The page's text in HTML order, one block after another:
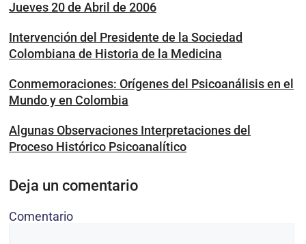
Jueves 20 de Abril de 2006
Intervención del Presidente de la Sociedad
Colombiana de Historia de la Medicina
Conmemoraciones: Orígenes del Psicoanálisis en el
Mundo y en Colombia
Algunas Observaciones Interpretaciones del
Proceso Histórico Psicoanalítico
Deja un comentario
Comentario